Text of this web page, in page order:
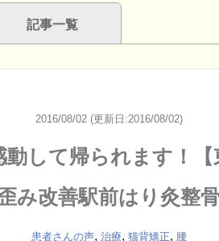
記事一覧
2016/08/02 (更新日:2016/08/02)
して帰られます！【
改善駅前はり灸整骨
患者さんの声, 治療, 猫背矯正, 腰